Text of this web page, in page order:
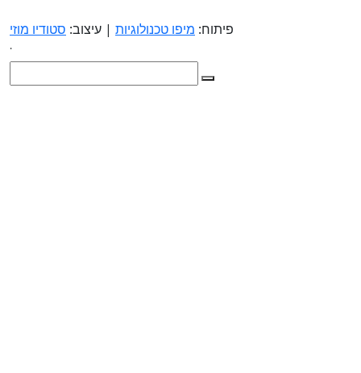
פיתוח: מיפו טכנולוגיות | עיצוב: סטודיו מוזי
.